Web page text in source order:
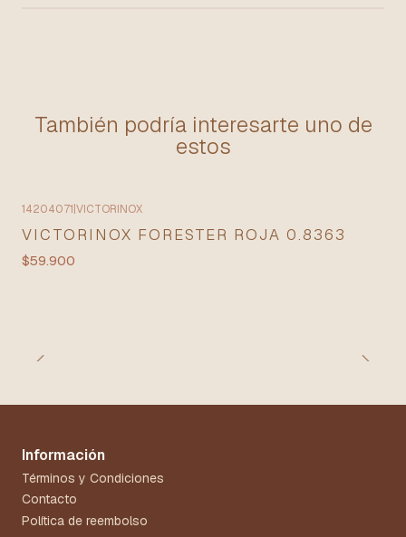
También podría interesarte uno de
estos
14204071 VICTORINOX
VICTORINOX FORESTER ROJA 0.8363
$59.900
Información
Términos y Condiciones
Contacto
Política de reembolso